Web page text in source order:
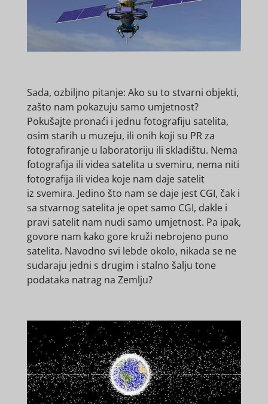
Sada, ozbiljno pitanje: Ako su to stvarni objekti,
zašto nam pokazuju samo umjetnost?
Pokušajte pronaći i jednu fotografiju satelita,
osim starih u muzeju, ili onih koji su PR za
fotografiranje u laboratoriju ili skladištu. Nema
fotografija ili videa satelita u svemiru, nema niti
fotografija ili videa koje nam daje satelit
iz svemira. Jedino što nam se daje jest CGI, čak i
sa stvarnog satelita je opet samo CGI, dakle i
pravi satelit nam nudi samo umjetnost. Pa ipak,
govore nam kako gore kruži nebrojeno puno
satelita. Navodno svi lebde okolo, nikada se ne
sudaraju jedni s drugim i stalno šalju tone
podataka natrag na Zemlju?